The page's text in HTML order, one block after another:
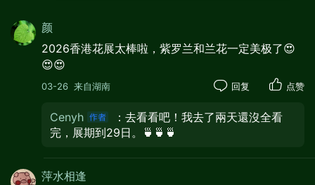
颜
2026香港花展太棒啦，紫罗兰和兰花一定美极了😍
😍😍
03-26 来自湖南 回复 点赞
Cenyh
：去看看吧！我去了兩天還沒全看
完，展期到29日。🍵🍵🍵
萍水相逢